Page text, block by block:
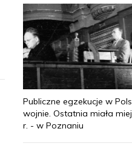
Publiczne egzekucje w
wojnie. Ostatnia miała
r. - w Poznaniu